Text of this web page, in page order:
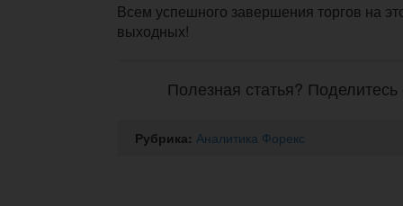
Всем успешного завершения торгов на
выходных!
Полезная статья?
Рубрика: Аналитика Форекс